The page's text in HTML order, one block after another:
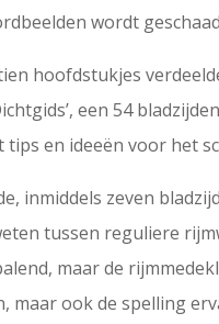
wordt
hoofdstukjes
een 54
tips en ideeën voor het
inmiddels zeven
tussen reguliere
maar de
maar ook de spelling